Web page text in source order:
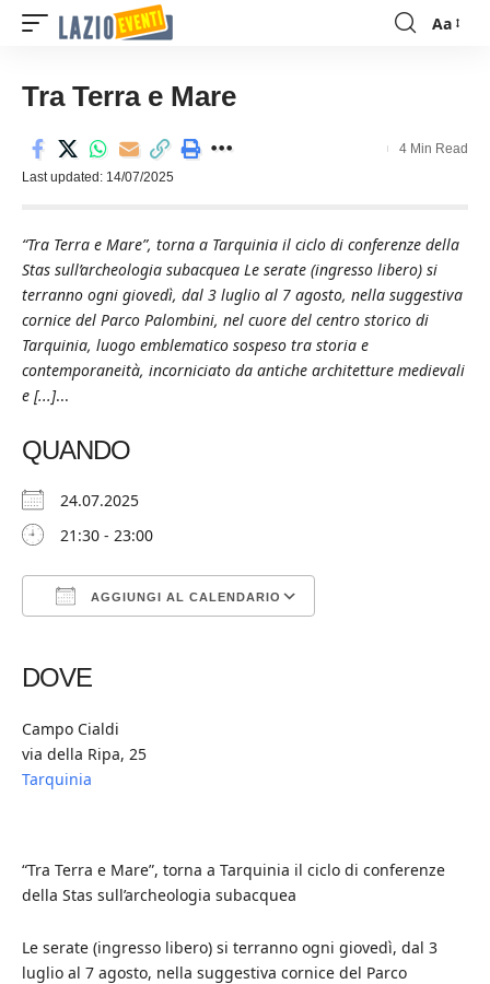
Font
Aa
Tra Terra e Mare
Last updated: 14/07/2025
4 Min Read
“Tra Terra e Mare”, torna a Tarquinia il ciclo di conferenze della
Stas sull’archeologia subacquea Le serate (ingresso libero) si
terranno ogni giovedì, dal 3 luglio al 7 agosto, nella suggestiva
cornice del Parco Palombini, nel cuore del centro storico di
Tarquinia, luogo emblematico sospeso tra storia e
contemporaneità, incorniciato da antiche architetture medievali
e [...]...
QUANDO
24.07.2025
21:30 - 23:00
AGGIUNGI AL CALENDARIO
DOVE
Campo Cialdi
via della Ripa, 25
Tarquinia
“Tra Terra e Mare”, torna a Tarquinia il ciclo di conferenze
della Stas sull’archeologia subacquea
Le serate (ingresso libero) si terranno ogni giovedì, dal 3
luglio al 7 agosto, nella suggestiva cornice del Parco